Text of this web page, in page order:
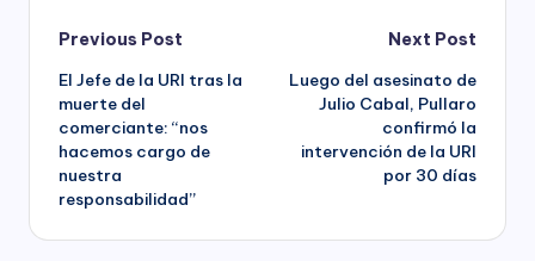
Post
navigation
Previous Post
El Jefe de la URI tras la
muerte del
comerciante: “nos
hacemos cargo de
nuestra
responsabilidad”
Next Post
Luego del asesinato de
Julio Cabal, Pullaro
confirmó la
intervención de la URI
por 30 días